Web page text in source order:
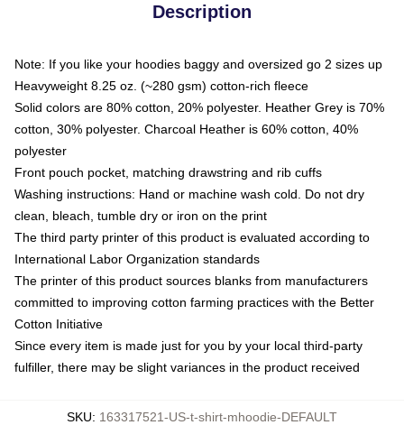
Description
Note: If you like your hoodies baggy and oversized go 2 sizes up
Heavyweight 8.25 oz. (~280 gsm) cotton-rich fleece
Solid colors are 80% cotton, 20% polyester. Heather Grey is 70%
cotton, 30% polyester. Charcoal Heather is 60% cotton, 40%
polyester
Front pouch pocket, matching drawstring and rib cuffs
Washing instructions: Hand or machine wash cold. Do not dry
clean, bleach, tumble dry or iron on the print
The third party printer of this product is evaluated according to
International Labor Organization standards
The printer of this product sources blanks from manufacturers
committed to improving cotton farming practices with the Better
Cotton Initiative
Since every item is made just for you by your local third-party
fulfiller, there may be slight variances in the product received
SKU: 163317521-US-t-shirt-mhoodie-DEFAULT